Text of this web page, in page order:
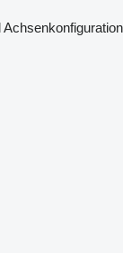
Achsenkonfiguration